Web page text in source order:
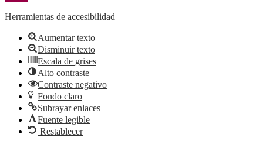
Herramientas de accesibilidad
Aumentar texto
Disminuir texto
Escala de grises
Alto contraste
Contraste negativo
Fondo claro
Subrayar enlaces
Fuente legible
Restablecer